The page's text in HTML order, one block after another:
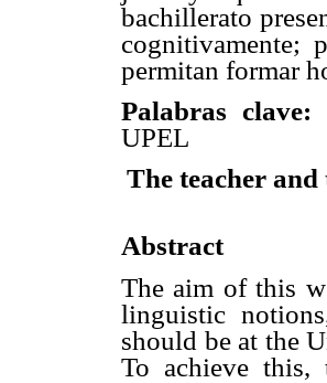
bachillerato
cognitivamente;
permitan formar
Palabras clave:
UPEL
The teacher
Abstract
The aim of this
linguistic
should be at the
To achieve this,